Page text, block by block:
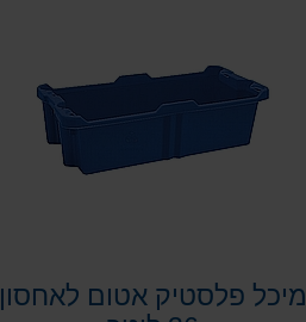
מיכל פלסטיק אטום לאחסון